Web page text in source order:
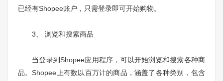
已经有Shopee账户，只需登录即可开始购物。
3、 浏览和搜索商品
当登录到Shopee应用程序，可以开始浏览和搜索各种商
品。Shopee上有数以百万计的商品，涵盖了各种类别，包含